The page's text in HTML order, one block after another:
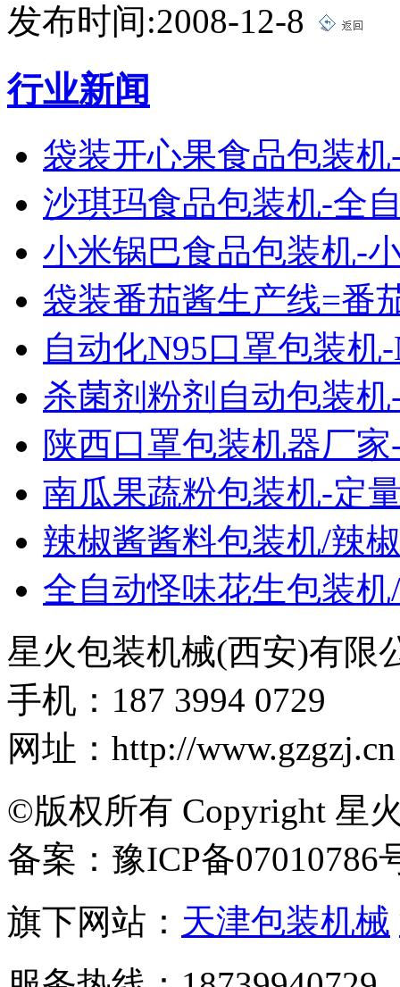
发布时间:2008-12-8
行业新闻
袋装开心果食品包装
沙琪玛食品包装机-全
小米锅巴食品包装机-
袋装番茄酱生产线=番
自动化N95口罩包装机
杀菌剂粉剂自动包装
陕西口罩包装机器厂
南瓜果蔬粉包装机-定
辣椒酱酱料包装机/辣
全自动怪味花生包装
星火包装机械(西安)有限
手机：187 3994 0729
网址：http://www.gzgzj.cn
©版权所有 Copyright 星
备案：豫ICP备07010786
旗下网站： 天津包装机械